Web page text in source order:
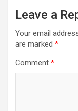
Leave a
Your email
are marked *
Comment *